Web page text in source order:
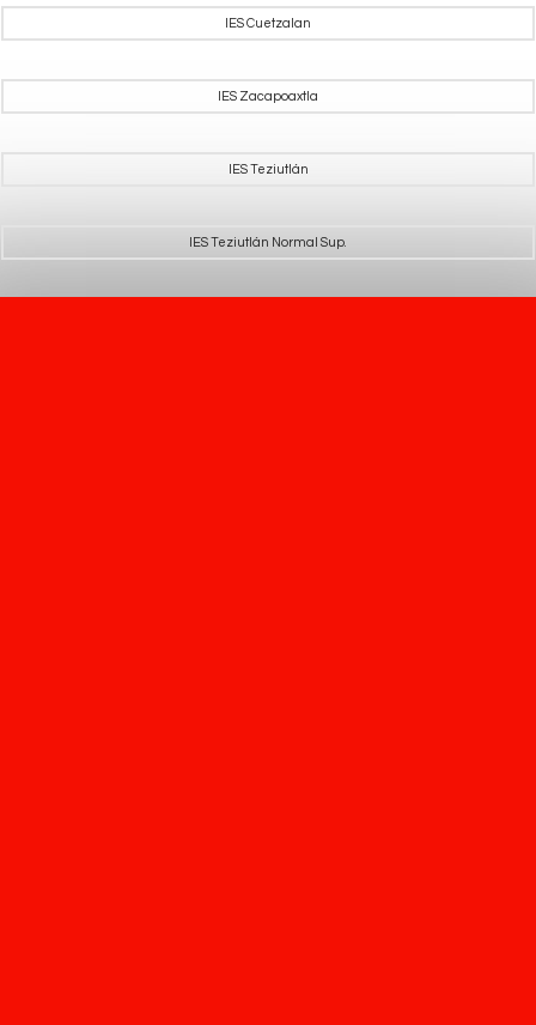
IES Cuetzalan
IES Zacapoaxtla
IES Teziutlán
IES Teziutlán Normal Sup.